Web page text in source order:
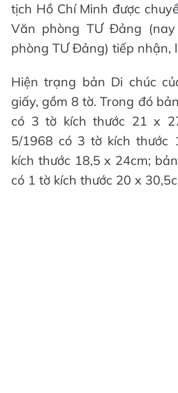
tịch Hồ Chí Minh được
Văn phòng TƯ Đảng
phòng TƯ Đảng) tiếp nhận,
Hiện trạng bản Di chúc
giấy, gồm 8 tờ. Trong đó
có 3 tờ kích thước 21 x
5/1968 có 3 tờ kích thước
kích thước 18,5 x 24cm;
có 1 tờ kích thước 20 x